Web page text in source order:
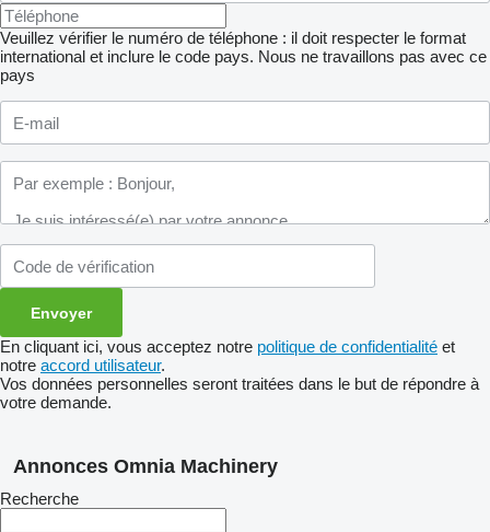
Veuillez vérifier le numéro de téléphone : il doit respecter le format
international et inclure le code pays. Nous ne travaillons pas avec ce
pays
En cliquant ici, vous acceptez notre politique de confidentialité et
notre accord utilisateur.
Vos données personnelles seront traitées dans le but de répondre à
votre demande.
Annonces Omnia Machinery
Recherche